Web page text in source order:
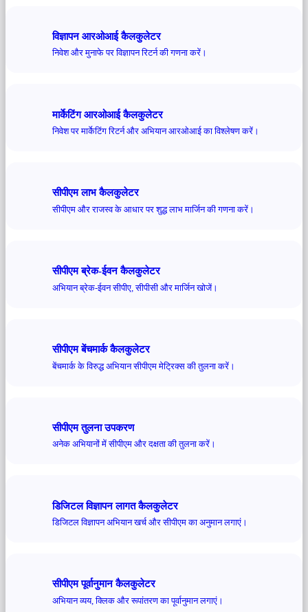
विज्ञापन आरओआई कैलकुलेटर
निवेश और मुनाफे पर विज्ञापन रिटर्न की गणना करें।
मार्केटिंग आरओआई कैलकुलेटर
निवेश पर मार्केटिंग रिटर्न और अभियान आरओआई का विश्लेषण करें।
सीपीएम लाभ कैलकुलेटर
सीपीएम और राजस्व के आधार पर शुद्ध लाभ मार्जिन की गणना करें।
सीपीएम ब्रेक-ईवन कैलकुलेटर
अभियान ब्रेक-ईवन सीपीए, सीपीसी और मार्जिन खोजें।
सीपीएम बेंचमार्क कैलकुलेटर
बेंचमार्क के विरुद्ध अभियान सीपीएम मेट्रिक्स की तुलना करें।
सीपीएम तुलना उपकरण
अनेक अभियानों में सीपीएम और दक्षता की तुलना करें।
डिजिटल विज्ञापन लागत कैलकुलेटर
डिजिटल विज्ञापन अभियान खर्च और सीपीएम का अनुमान लगाएं।
सीपीएम पूर्वानुमान कैलकुलेटर
अभियान व्यय, क्लिक और रूपांतरण का पूर्वानुमान लगाएं।